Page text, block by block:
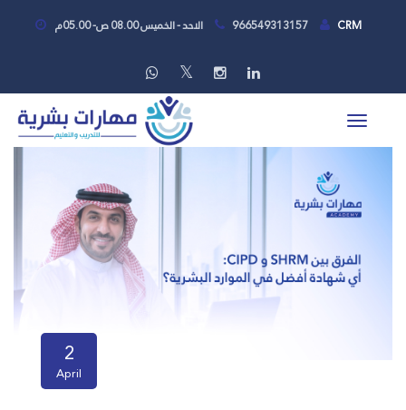
الاحد - الخميس 08.00 ص- 05.00م 966549313157 CRM
2
April